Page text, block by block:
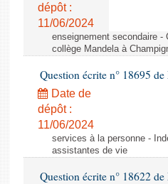
dépôt :
11/06/2024
enseignement secondaire -
collège Mandela à
Question écrite n° 18695
Date de
dépôt :
11/06/2024
services à la personne -
assistantes de vie
Question écrite n° 18622